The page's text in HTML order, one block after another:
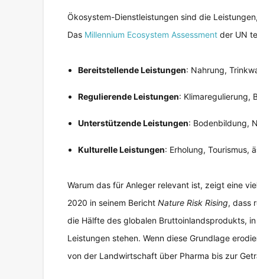
Ökosystem-Dienstleistungen sind die
Das Millennium Ecosystem Assessment der UN
Bereitstellende Leistungen: Nahrung,
Regulierende Leistungen: Klimaregulierung,
Unterstützende Leistungen: Bodenbildung,
Kulturelle Leistungen: Erholung, Tourismus,
Warum das für Anleger relevant ist, zeigt eine
2020 in seinem Bericht Nature Risk Rising, dass
die Hälfte des globalen Bruttoinlandsprodukts,
Leistungen stehen. Wenn diese Grundlage
von der Landwirtschaft über Pharma bis zur